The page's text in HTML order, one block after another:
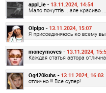
appl_ie - 13.11.2024, 14:54
Мало почуттів .. але красиво ...
Olplpo - 13.11.2024, 15:07
Я присоединяюсь ко всему
moneymoves - 13.11.2024,
Каждая статья автора
Og420kuhs - 13.11.2024, 16:03
отлично !!! Все супер!